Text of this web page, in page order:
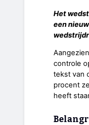
Het
een
controle
tekst van
procent
heeft